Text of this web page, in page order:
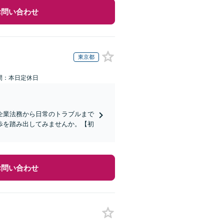
い合わせ
東京都
：本日定休日
業法務から日常のトラブルまで
踏み出してみませんか。【初
い合わせ